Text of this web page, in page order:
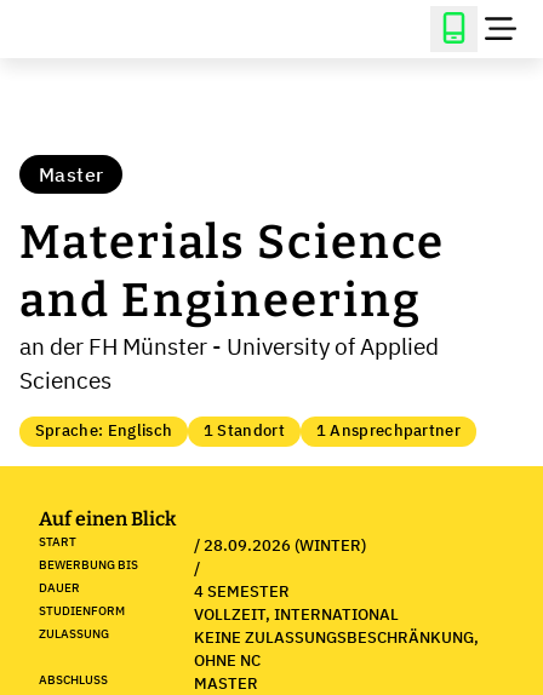
Master
Materials Science
and Engineering
an der FH Münster - University of Applied
Sciences
Sprache: Englisch 1 Standort 1 Ansprechpartner
Auf einen Blick
START / 28.09.2026 (WINTER)
BEWERBUNG BIS /
DAUER 4 SEMESTER
STUDIENFORM VOLLZEIT, INTERNATIONAL
ZULASSUNG
KEINE ZULASSUNGSBESCHRÄNKUNG,
OHNE NC
ABSCHLUSS MASTER